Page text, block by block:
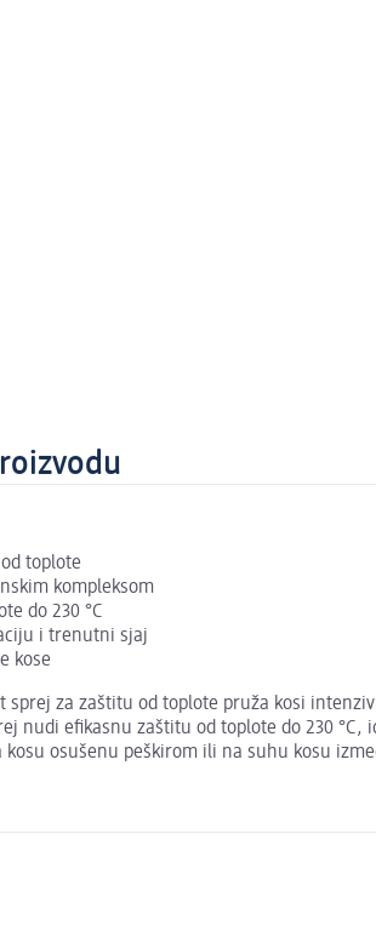
toplote
kompleksom
do 230 °C
i trenutni sjaj
kose
sprej za zaštitu od toplote pruža kosi
nudi efikasnu zaštitu od toplote do 230
osušenu peškirom ili na suhu kosu